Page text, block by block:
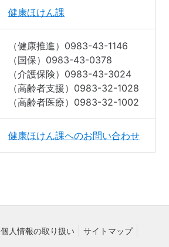
健康ほけん課
（健康推進）0983-43-1146
（国保）0983-43-0378
（介護保険）0983-43-3024
（高齢者支援）0983-32-1028
（高齢者医療）0983-32-1002
健康ほけん課へのお問い合わせ
個人情報の取り扱い サイトマップ